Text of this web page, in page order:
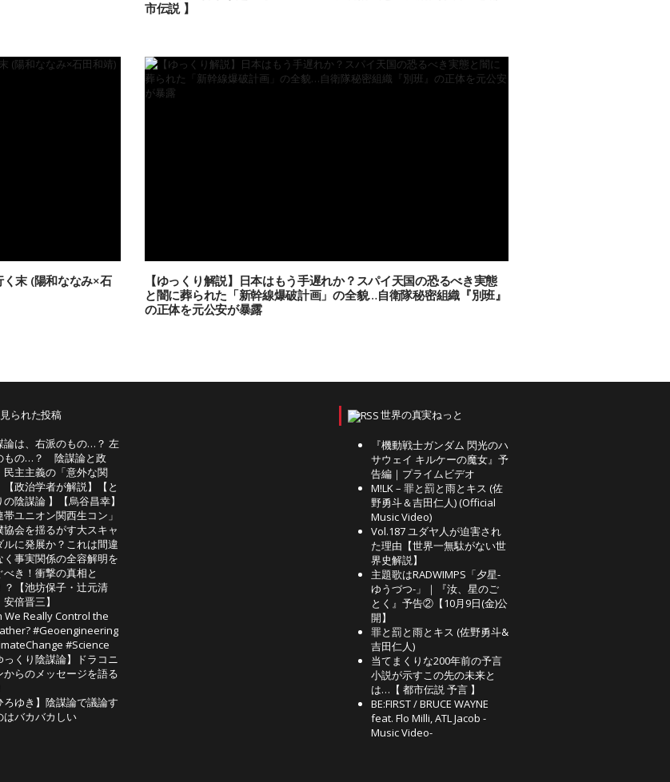
市伝説 】
く末 (陽和ななみ×石
【ゆっくり解説】日本はもう手遅れか？スパイ天国の恐るべき実態
と闇に葬られた「新幹線爆破計画」の全貌…自衛隊秘密組織『別班』
の正体を元公安が暴露
られた投稿
論は、右派のもの…？ 左
もの…？ 陰謀論と政
民主主義の「意外な関
【政治学者が解説】【と
の陰謀論 】【烏谷昌幸】
帯ユニオン関西生コン」
協会を揺るがす大スキャ
ルに発展か？これは間違
く事実関係の全容解明を
べき！衝撃の真相と
？【池坊保子・辻元清
倍晋三】
We Really Control the
#Geoengineering
#Science
っくり陰謀論】ドラコニ
からのメッセージを語る
ろゆき】陰謀論で議論す
はバカバカしい
世界の真実ねっと
『機動戦士ガンダム 閃光のハ
サウェイ キルケーの魔女』予
告編｜プライムビデオ
M!LK – 罪と罰と雨とキス (佐
野勇斗＆吉田仁人) (Official
Music Video)
Vol.187 ユダヤ人が迫害され
た理由【世界一無駄がない世
界史解説】
主題歌はRADWIMPS「夕星-
ゆうづつ-」｜『汝、星のご
とく』予告②【10月9日(金)公
開】
罪と罰と雨とキス (佐野勇斗&
吉田仁人)
当てまくりな200年前の予言
小説が示すこの先の未来と
は…【 都市伝説 予言 】
BE:FIRST / BRUCE WAYNE
feat. Flo Milli, ATL Jacob -
Music Video-